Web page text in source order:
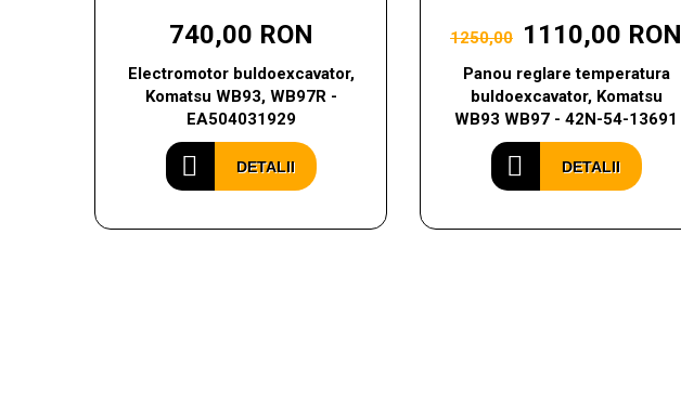
740,00 RON
Electromotor buldoexcavator,
Komatsu WB93, WB97R -
EA504031929
DETALII
1250,00 1110,00 RON
Panou reglare temperatura
buldoexcavator, Komatsu
WB93 WB97 - 42N-54-13691
DETALII